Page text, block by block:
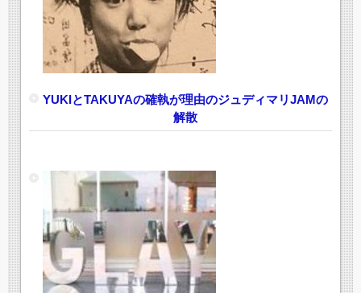
YUKIとTAKUYAの確執が理由のジュディマリJAMの
解散